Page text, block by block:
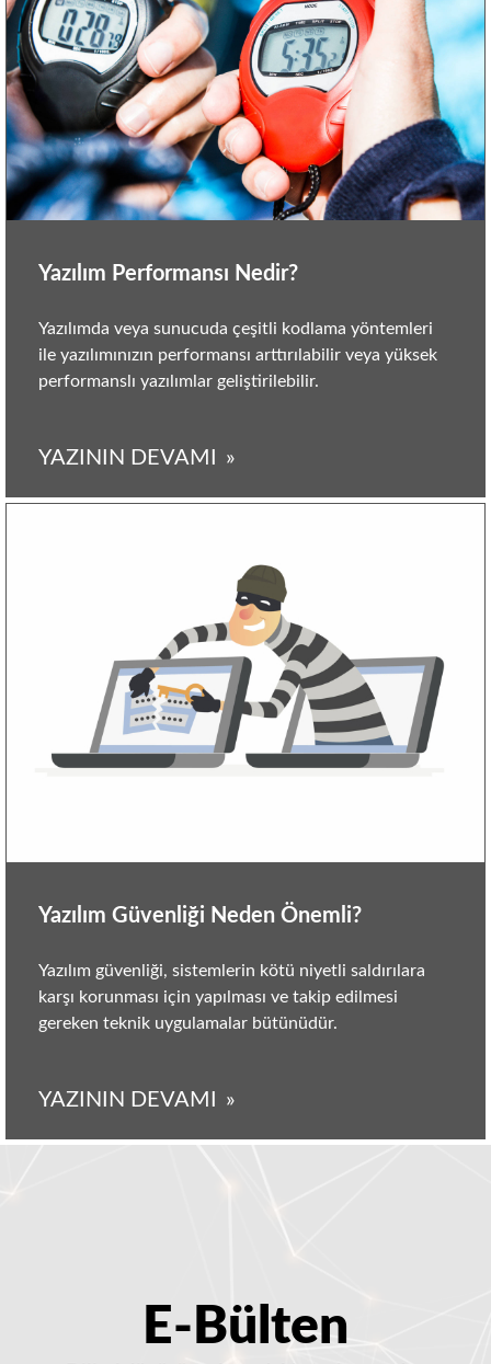
Yazılım Performansı Nedir?
Yazılımda veya sunucuda çeşitli kodlama yöntemleri
ile yazılımınızın performansı arttırılabilir veya yüksek
performanslı yazılımlar geliştirilebilir.
YAZININ DEVAMI
Yazılım Güvenliği Neden Önemli?
Yazılım güvenliği, sistemlerin kötü niyetli saldırılara
karşı korunması için yapılması ve takip edilmesi
gereken teknik uygulamalar bütünüdür.
YAZININ DEVAMI
E-Bülten